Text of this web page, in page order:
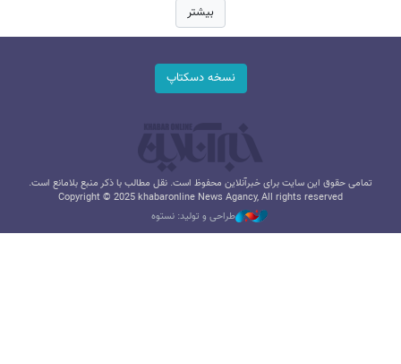
بیشتر
نسخه دسکتاپ
تمامی حقوق این سایت برای خبرآنلاین محفوظ است. نقل مطالب با ذکر منبع بلامانع است.
Copyright © 2025 khabaronline News Agancy, All rights reserved
طراحی و تولید: نستوه